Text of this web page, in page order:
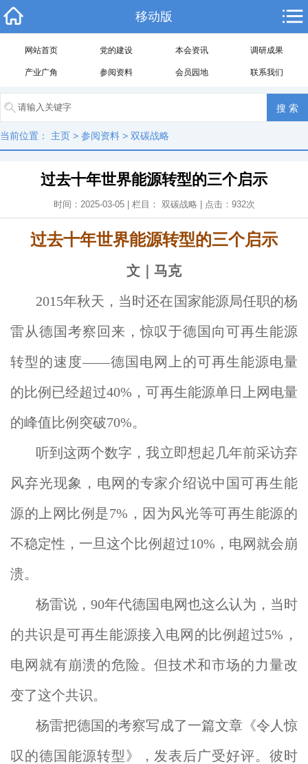
移动版
网站首页 党的建设 本会资讯 调研成果
产业广角 参阅资料 会员园地 联系我们
当前位置： 主页 > 参阅资料 > 双碳战略
过去十年世界能源转型的三个启示
时间：2025-03-05 | 栏目： 双碳战略 | 点击： 932次
过去十年世界能源转型的三个启示
文｜马克
2015年秋天，当时还在国家能源局任职的杨
雷从德国考察回来，惊叹于德国向可再生能源
转型的速度——德国电网上的可再生能源电量
的比例已经超过40%，可再生能源单日上网电量
的峰值比例突破70%。
听到这两个数字，我立即想起几年前采访弃
风弃光现象，电网的专家介绍说中国可再生能
源的上网比例是7%，因为风光等可再生能源的
不稳定性，一旦这个比例超过10%，电网就会崩
溃。
杨雷说，90年代德国电网也这么认为，当时
的共识是可再生能源接入电网的比例超过5%，
电网就有崩溃的危险。但技术和市场的力量改
变了这个共识。
杨雷把德国的考察写成了一篇文章《令人惊
叹的德国能源转型》，发表后广受好评。彼时